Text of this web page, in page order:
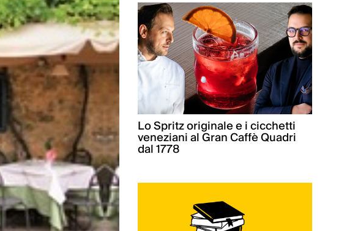
Lo Spritz originale e i cicchetti
veneziani al Gran Caffè Quadri
dal 1778